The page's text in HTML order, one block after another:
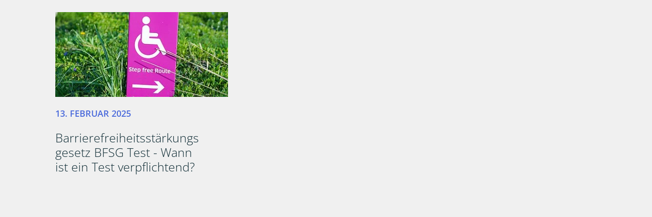
13. FEBRUAR 2025
Barrierefreiheitsstärkungs
gesetz BFSG Test - Wann
ist ein Test verpflichtend?